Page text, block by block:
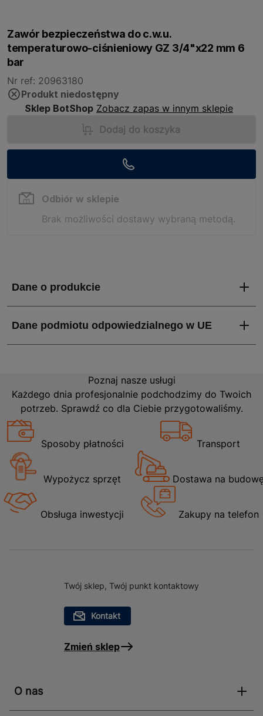
Zawór bezpieczeństwa do c.w.u.
temperaturowo-ciśnieniowy GZ 3/4"x22 mm 6
bar
Nr ref: 20963180
Produkt niedostępny
Sklep BotShop Zobacz zapas w innym sklepie
Dodaj do koszyka
Odbiór w sklepie
Brak możliwości dostawy wybraną metodą.
Poznaj nasze usługi
Każdego dnia profesjonalnie podchodzimy do Twoich
potrzeb. Sprawdź co dla Ciebie przygotowaliśmy.
Sposoby płatności Transport
Wypożycz sprzęt Dostawa na
Obsługa inwestycji Zakupy na telefon
Twój sklep, Twój punkt kontaktowy
Kontakt
Zmień sklep
O nas